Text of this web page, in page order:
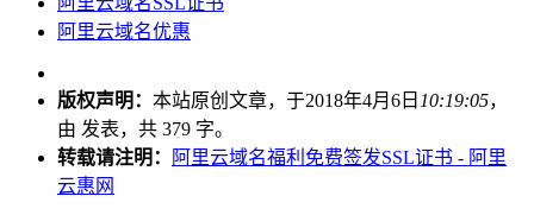
阿里云域名优惠
版权声明： 本站原创文章，于2018年4月6日 10:19:05，
由 发表，共 379 字。
转载请注明：
阿里云域名福利免费签发SSL证书 - 阿里
云惠网